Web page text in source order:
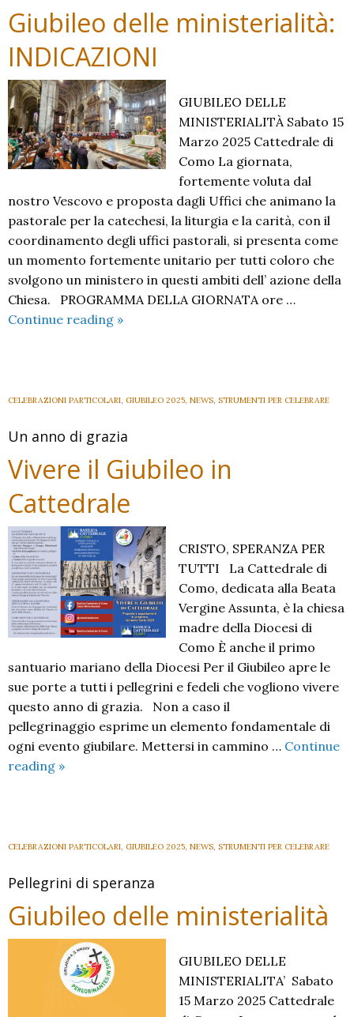
Giubileo delle ministerialità:
INDICAZIONI
GIUBILEO DELLE
MINISTERIALITÀ Sabato 15
Marzo 2025 Cattedrale di
Como La giornata,
fortemente voluta dal
nostro Vescovo e proposta dagli Uffici che animano la
pastorale per la catechesi, la liturgia e la carità, con il
coordinamento degli uffici pastorali, si presenta come
un momento fortemente unitario per tutti coloro che
svolgono un ministero in questi ambiti dell’ azione della
Chiesa. PROGRAMMA DELLA GIORNATA ore …
Continue reading Giubileo
»
CELEBRAZIONI PARTICOLARI, GIUBILEO 2025, NEWS, STRUMENTI PER CELEBRARE
Un anno di grazia
Vivere il Giubileo in
Cattedrale
CRISTO, SPERANZA PER
TUTTI La Cattedrale di
Como, dedicata alla Beata
Vergine Assunta, è la chiesa
madre della Diocesi di
Como È anche il primo
santuario mariano della Diocesi Per il Giubileo apre le
sue porte a tutti i pellegrini e fedeli che vogliono vivere
questo anno di grazia. Non a caso il
pellegrinaggio esprime un elemento fondamentale di
ogni evento giubilare. Mettersi in cammino … Continue
reading Vivere
Cattedrale
»
CELEBRAZIONI PARTICOLARI, GIUBILEO 2025, NEWS, STRUMENTI PER CELEBRARE
Pellegrini di speranza
Giubileo delle ministerialità
GIUBILEO DELLE
MINISTERIALITA’ Sabato
15 Marzo 2025 Cattedrale